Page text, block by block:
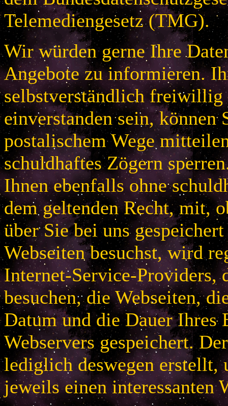
Telemediengesetz (TMG).
Wir würden gerne Ihre
Angebote zu informieren.
selbstverständlich
einverstanden sein, können
postalischem Wege
schuldhaftes Zögern
Ihnen ebenfalls ohne
dem geltenden Recht, mit,
über Sie bei uns
Webseiten besuchst, wird
Internet-Service-Providers,
besuchen, die Webseiten,
Datum und die Dauer Ihres
Webservers gespeichert.
lediglich deswegen erstellt,
jeweils einen interessanten